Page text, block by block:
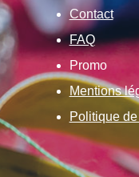
Contact
FAQ
Promo
Mentions
Politique